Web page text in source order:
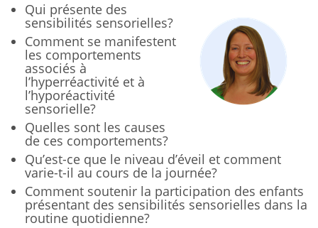
Qui présente des
sensibilités sensorielles?
Comment se manifestent
les comportements
associés à
l’hyperréactivité et à
l’hyporéactivité
sensorielle?
Quelles sont les causes
de ces comportements?
Qu’est-ce que le niveau d’éveil et comment
varie-t-il au cours de la journée?
Comment soutenir la participation des enfants
présentant des sensibilités sensorielles dans la
routine quotidienne?